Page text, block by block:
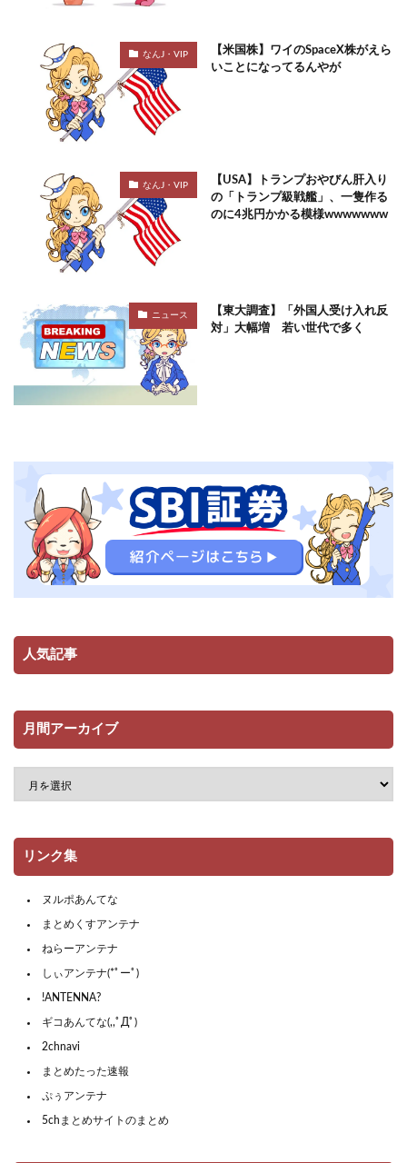
なんJ・VIP
【米国株】ワイのSpaceX株がえら
いことになってるんやが
なんJ・VIP
【USA】トランプおやびん肝入り
の「トランプ級戦艦」、一隻作る
のに4兆円かかる模様wwwwwww
ニュース
【東大調査】「外国人受け入れ反
対」大幅増 若い世代で多く
人気記事
月間アーカイブ
リンク集
ヌルポあんてな
まとめくすアンテナ
ねらーアンテナ
しぃアンテナ(*ﾟーﾟ)
!ANTENNA?
ギコあんてな(,,ﾟДﾟ)
2chnavi
まとめたった速報
ぷぅアンテナ
5chまとめサイトのまとめ